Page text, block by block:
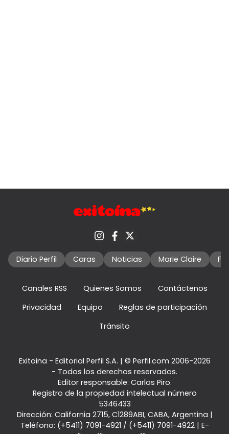
Diario Perfil Caras Noticias Marie Claire
Canales RSS Quienes Somos
Contáctenos
Privacidad
Equipo
Reglas de participación
Tránsito
Exitoina - Editorial Perfil S.A. | © Perfil.com 2006-2026
- Todos los derechos reservados.
Editor responsable: Carlos Piro.
Registro de la propiedad intelectual número
5346433
Dirección: California 2715, C1289ABI, CABA, Argentina |
Teléfono: (+5411) 7091-4921 / (+5411) 7091-4922| E-